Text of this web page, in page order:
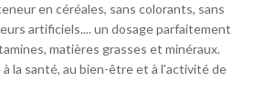
en céréales, sans colorants, sans
artificiels.... un dosage parfaitement
matières grasses et minéraux.
la santé, au bien-être et à l'activité de